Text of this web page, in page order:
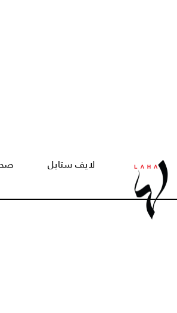
لايف ستايل